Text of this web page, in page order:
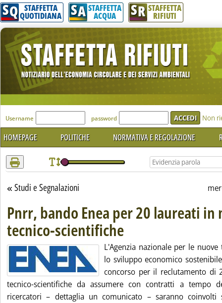
Attenzione! Esegui l'accesso per lèggere interamente la notizia.
SQ STAFFETTA
QUOTIDIANA SA STAFFETTA
ACQUA SR STAFFETTA
RIFIUTI
'Modulo Login per accedere'
Username password Non
HOMEPAGE POLITICHE NORMATIVA E REGOLAZIONE
Torna alla sezione
Studi e Segnalazioni
Pnrr, bando Enea per 20 laureati in
tecnico-scientifiche
L'Agenzia nazionale per le
lo sviluppo economico
concorso per il reclutamento di
tecnico-scientifiche da assumere con contratti a tempo
ricercatori – dettaglia un comunicato – saranno coinvolti